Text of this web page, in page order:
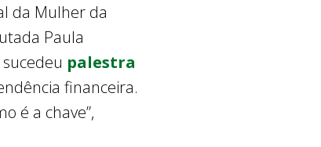
da Mulher da
Paula
palestra
financeira.
é a chave”,